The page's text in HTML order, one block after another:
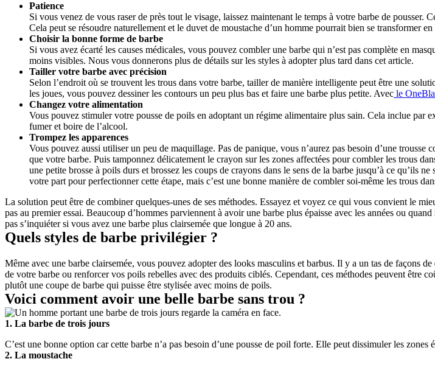
Patience
Si vous venez de vous raser de près tout le visage, laissez maintenant le temps à votre barbe de
Cela peut se résoudre naturellement et le duvet de moustache d’un homme pourrait bien se transformer
Choisir la bonne forme de barbe
Si vous avez écarté les causes médicales, vous pouvez combler une barbe qui n’est pas complète en
moins visibles. Nous vous donnerons plus de détails sur les styles à adopter plus tard dans cet article.
Tailler votre barbe avec précision
Selon l’endroit où se trouvent les trous dans votre barbe, tailler de manière intelligente peut être une
les joues, vous pouvez dessiner les contours un peu plus bas et faire une barbe plus petite. Avec le
Changez votre alimentation
Vous pouvez stimuler votre pousse de poils en adoptant un régime alimentaire plus sain. Cela inclue par
fumer et boire de l’alcool.
Trompez les apparences
Vous pouvez aussi utiliser un peu de maquillage. Pas de panique, vous n’aurez pas besoin d’une
que votre barbe. Puis tamponnez délicatement le crayon sur les zones affectées pour combler les trous
une petite brosse à poils durs et brossez les coups de crayons dans le sens de la barbe jusqu’à ce qu’ils
votre part pour perfectionner cette étape, mais c’est une bonne manière de combler soi-même les trous
La solution peut être de combiner quelques-unes de ses méthodes. Essayez et voyez ce qui vous convient le
pas au premier essai. Beaucoup d’hommes parviennent à avoir une barbe plus épaisse avec les années ou
pas s’inquiéter si vous avez une barbe plus clairsemée que longue à 20 ans.
Quels styles de barbe privilégier ?
Même avec une barbe clairsemée, vous pouvez adopter des looks masculins et barbus. Il y a un tas de façons
de votre barbe ou renforcer vos poils rebelles avec des produits ciblés. Cependant, ces méthodes peuvent être
plutôt une coupe de barbe qui puisse être stylisée avec moins de poils.
Voici comment avoir une belle barbe sans trou ?
1. La barbe de trois jours
C’est une bonne option car cette barbe n’a pas besoin d’une pousse de poil forte. Elle peut dissimuler les zones
2. La moustache